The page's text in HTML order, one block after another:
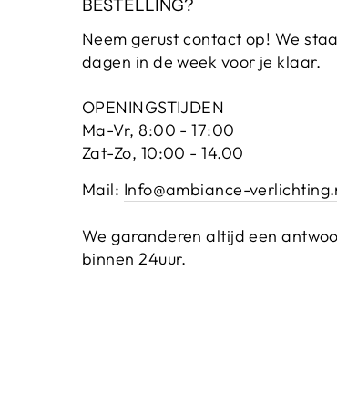
BESTELLING?
Neem gerust contact op! We
dagen in de week voor je klaar.
OPENINGSTIJDEN
Ma-Vr, 8:00 - 17:00
Zat-Zo, 10:00 - 14.00
Mail: Info@ambiance-
We garanderen altijd een
binnen 24uur.